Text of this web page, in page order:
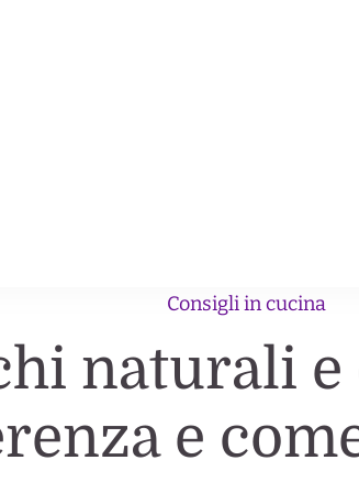
Consigli in cucina
naturali e
e